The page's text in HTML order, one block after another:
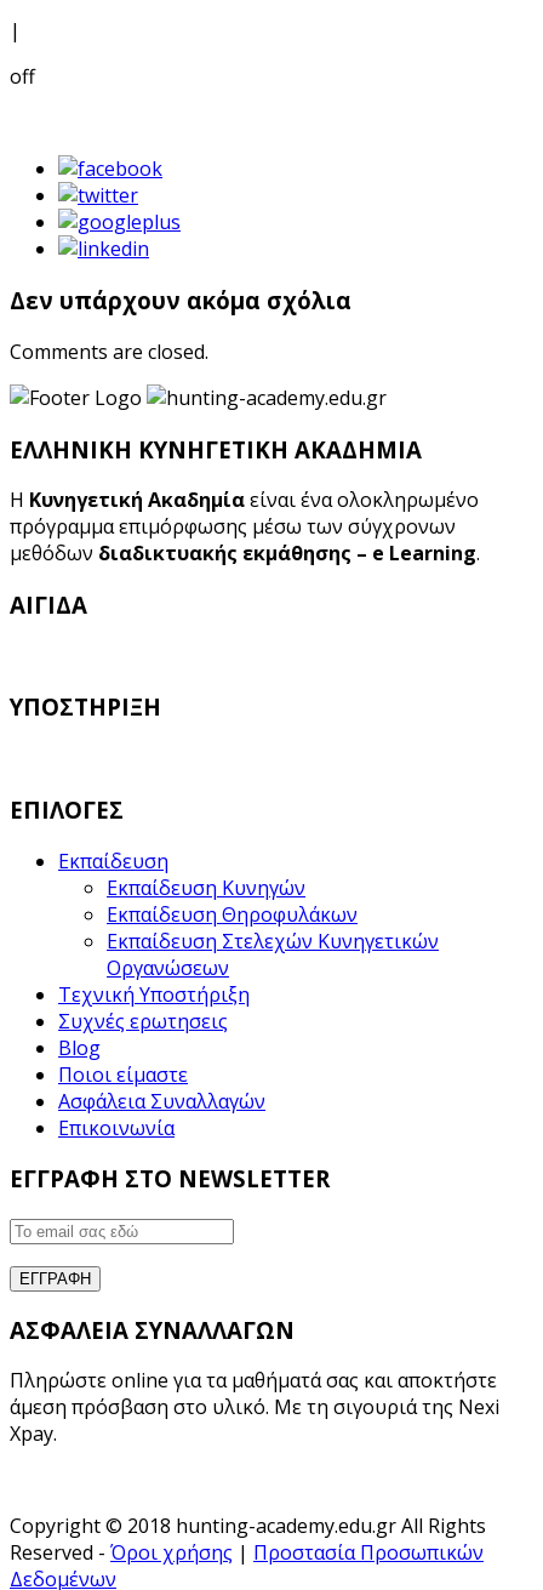
|
off
Δεν υπάρχουν ακόμα σχόλια
Comments are closed.
ΕΛΛΗΝΙΚΗ ΚΥΝΗΓΕΤΙΚΗ ΑΚΑΔΗΜΙΑ
Η Κυνηγετική Ακαδημίαείναι ένα ολοκληρωμένο
πρόγραμμα επιμόρφωσης μέσω των σύγχρονων
μεθόδων διαδικτυακής εκμάθησης – e Learning.
ΑΙΓΙΔΑ
ΥΠΟΣΤΗΡΙΞΗ
ΕΠΙΛΟΓΕΣ
Εκπαίδευση
Εκπαίδευση Κυνηγών
Εκπαίδευση Θηροφυλάκων
Εκπαίδευση Στελεχών Κυνηγετικών
Οργανώσεων
Τεχνική Υποστήριξη
Συχνές ερωτησεις
Blog
Ποιοι είμαστε
Ασφάλεια Συναλλαγών
Επικοινωνία
ΕΓΓΡΑΦΗ ΣΤΟ NEWSLETTER
ΑΣΦΑΛΕΙΑ ΣΥΝΑΛΛΑΓΩΝ
Πληρώστε online για τα μαθήματά σας και αποκτήστε
άμεση πρόσβαση στο υλικό. Με τη σιγουριά της Nexi
Xpay.
Copyright © 2018 hunting-academy.edu.gr All Rights
Reserved - Όροι χρήσης | Προστασία Προσωπικών
Δεδομένων